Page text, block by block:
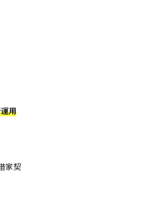
用
家契